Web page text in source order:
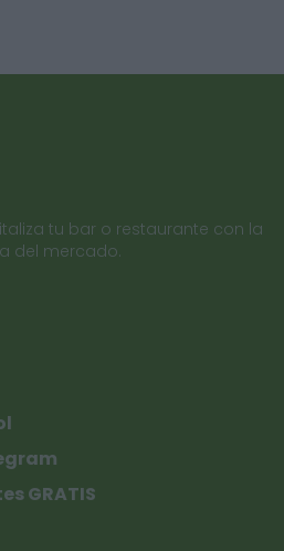
tu bar o restaurante con la
del mercado.
GRATIS